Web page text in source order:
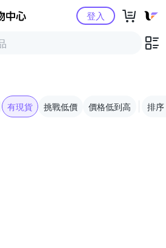
Yahoo購物中心登入
有現貨 挑戰低價 價格低到高 排序